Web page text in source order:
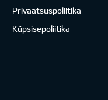
Privaatsuspoliitika
Küpsisepoliitika